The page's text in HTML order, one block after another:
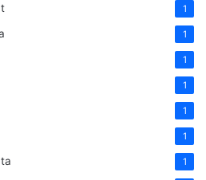
1
1
1
1
1
1
1